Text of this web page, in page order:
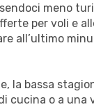
meno
per voli e
all’ultimo
la bassa
cucina o a una